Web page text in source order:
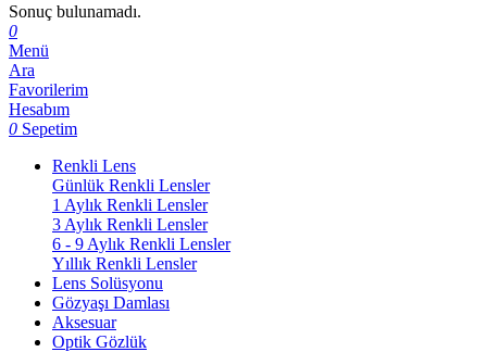
Sonuç bulunamadı.
0
Menü
Ara
Favorilerim
Hesabım
0 Sepetim
Renkli Lens
Günlük Renkli Lensler
1 Aylık Renkli Lensler
3 Aylık Renkli Lensler
6 - 9 Aylık Renkli Lensler
Yıllık Renkli Lensler
Lens Solüsyonu
Gözyaşı Damlası
Aksesuar
Optik Gözlük